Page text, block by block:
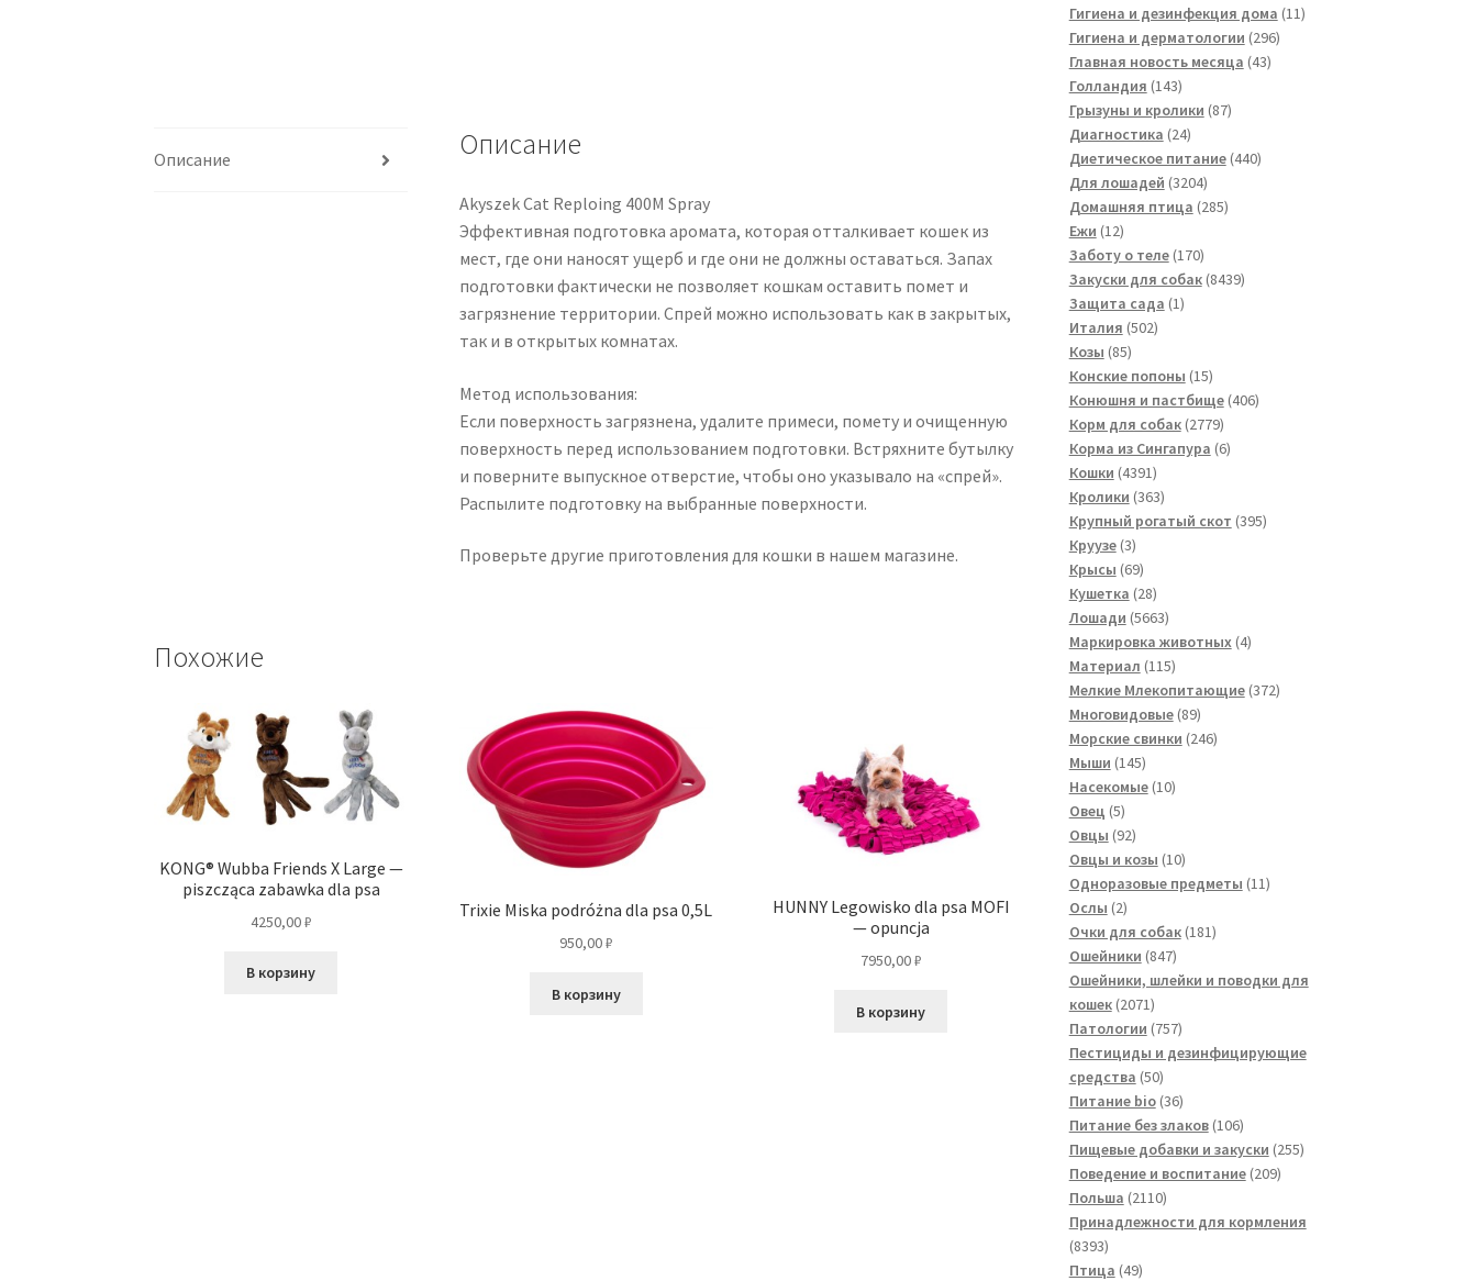
Описание Описание
Akyszek Cat Reploing 400M Spray
Эффективная подготовка аромата, которая отталкивает кошек из
мест, где они наносят ущерб и где они не должны оставаться. Запах
подготовки фактически не позволяет кошкам оставить помет и
загрязнение территории. Спрей можно использовать как в закрытых,
так и в открытых комнатах.
Метод использования:
Если поверхность загрязнена, удалите примеси, помету и очищенную
поверхность перед использованием подготовки. Встряхните бутылку
и поверните выпускное отверстие, чтобы оно указывало на «спрей».
Распылите подготовку на выбранные поверхности.
Проверьте другие приготовления для кошки в нашем магазине.
Похожие
KONG® Wubba Friends X Large —
piszcząca zabawka dla psa
4250,00₽
В корзину
Trixie Miska podróżna dla psa 0,5L
950,00₽
В корзину
HUNNY Legowisko dla psa MOFI
— opuncja
7950,00₽
В корзину
товаров
Гигиена и дезинфекция дома 1111
Гигиена и дерматологии 296296
Главная новость месяца 4343
Голландия 143143
товара
Грызуны и кролики 8787
Диагностика 2424
товара
Диетическое питание 440440
Для лошадей 32043204
товара
Домашняя птица 285285
Ежи 1212
товаров
Заботу о теле 170170
товаров
Закуски для собак 84398439
Защита сада 11
Италия 502502
Козы 8585
товаров
Конские попоны 1515
товаров
Конюшня и пастбище 406406
Корм для собак 27792779
товаров
Корма из Сингапура 66
Кошки 43914391
товар
Кролики 363363
товара
Крупный рогатый скот 395395
Круузе 33
товара
Крысы 6969
товаров
Кушетка 2828
товаров
Лошади 56635663
товара
Маркировка животных 44
Материал 115115
товаров
Мелкие Млекопитающие 372372
Многовидовые 8989
товаров
Морские свинки 246246
Мыши 145145
товаров
Насекомые 1010
Овец 55
товаров
Овцы 9292
товара
Овцы и козы 1010
товаров
Одноразовые предметы 1111
Ослы 22
товара
Очки для собак 181181
Ошейники 847847
товаров
Ошейники, шлейки и поводки для
кошек 20712071
товар
Патологии 757757
товаров
Пестициды и дезинфицирующие
средства 5050
товаров
Питание bio 3636
товаров
Питание без злаков 106106
товаров
Пищевые добавки и закуски 255255
Поведение и воспитание 209209
Польша 21102110
товаров
Принадлежности для кормления
83938393
товара
Птица 4949